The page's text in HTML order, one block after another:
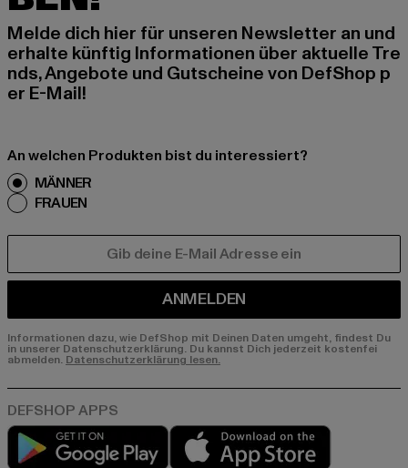
Melde dich hier für unseren Newsletter an und
erhalte künftig Informationen über aktuelle Tre
nds, Angebote und Gutscheine von DefShop p
er E-Mail!
An welchen Produkten bist du interessiert?
MÄNNER
FRAUEN
ANMELDEN
Informationen dazu, wie DefShop mit Deinen Daten umgeht, findest Du
in unserer Datenschutzerklärung. Du kannst Dich jederzeit kostenfei
abmelden. Datenschutzerklärung lesen.
Play market